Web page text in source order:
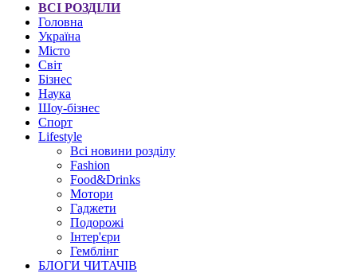
ВСІ РОЗДІЛИ
Головна
Україна
Місто
Світ
Бізнес
Наука
Шоу-бізнес
Спорт
Lifestyle
Всі новини розділу
Fashion
Food&Drinks
Мотори
Гаджети
Подорожі
Інтер'єри
Гемблінг
БЛОГИ ЧИТАЧІВ